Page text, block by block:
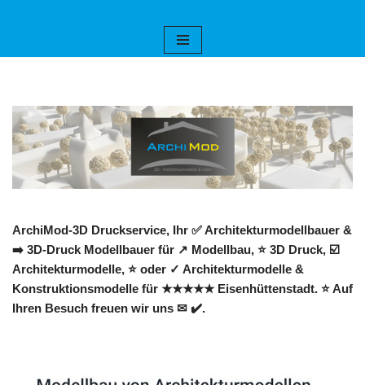
ArchiMod-3D Druckservice, Ihr ✅ Architekturmodellbauer &
➡️ 3D-Druck Modellbauer für ↗️ Modellbau, ⭐ 3D Druck, ☑️
Architekturmodelle, ⭐ oder ✓ Architekturmodelle &
Konstruktionsmodelle für ★★★★★ Eisenhüttenstadt. ⭐ Auf
Ihren Besuch freuen wir uns ✉ ✔️.